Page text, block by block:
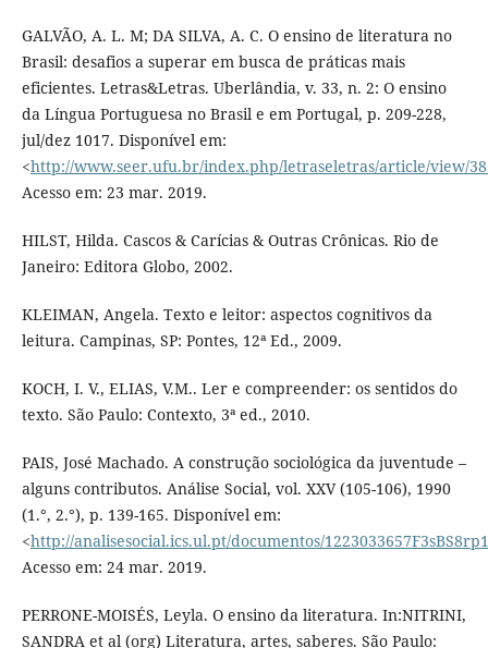
GALVÃO, A. L. M; DA SILVA, A. C. O ensino de literatura no
Brasil: desafios a superar em busca de práticas mais
eficientes. Letras&Letras. Uberlândia, v. 33, n. 2: O ensino
da Língua Portuguesa no Brasil e em Portugal, p. 209-228,
jul/dez 1017. Disponível em:
<http://www.seer.ufu.br/index.php/letraseletras/article/view/
Acesso em: 23 mar. 2019.
HILST, Hilda. Cascos & Carícias & Outras Crônicas. Rio de
Janeiro: Editora Globo, 2002.
KLEIMAN, Angela. Texto e leitor: aspectos cognitivos da
leitura. Campinas, SP: Pontes, 12ª Ed., 2009.
KOCH, I. V., ELIAS, V.M.. Ler e compreender: os sentidos do
texto. São Paulo: Contexto, 3ª ed., 2010.
PAIS, José Machado. A construção sociológica da juventude –
alguns contributos. Análise Social, vol. XXV (105-106), 1990
(1.°, 2.°), p. 139-165. Disponível em:
<http://analisesocial.ics.ul.pt/documentos/
Acesso em: 24 mar. 2019.
PERRONE-MOISÉS, Leyla. O ensino da literatura. In:NITRINI,
SANDRA et al (org) Literatura, artes, saberes. São Paulo: